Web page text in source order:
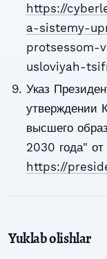
https://
a-sistemy-
protsessom-
usloviyah-
Указ
утверждении
высшего
2030 года"
https://
Yuklab olishlar